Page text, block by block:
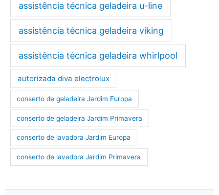
assistência técnica geladeira u-line
assistência técnica geladeira viking
assistência técnica geladeira whirlpool
autorizada diva electrolux
conserto de geladeira Jardim Europa
conserto de geladeira Jardim Primavera
conserto de lavadora Jardim Europa
conserto de lavadora Jardim Primavera